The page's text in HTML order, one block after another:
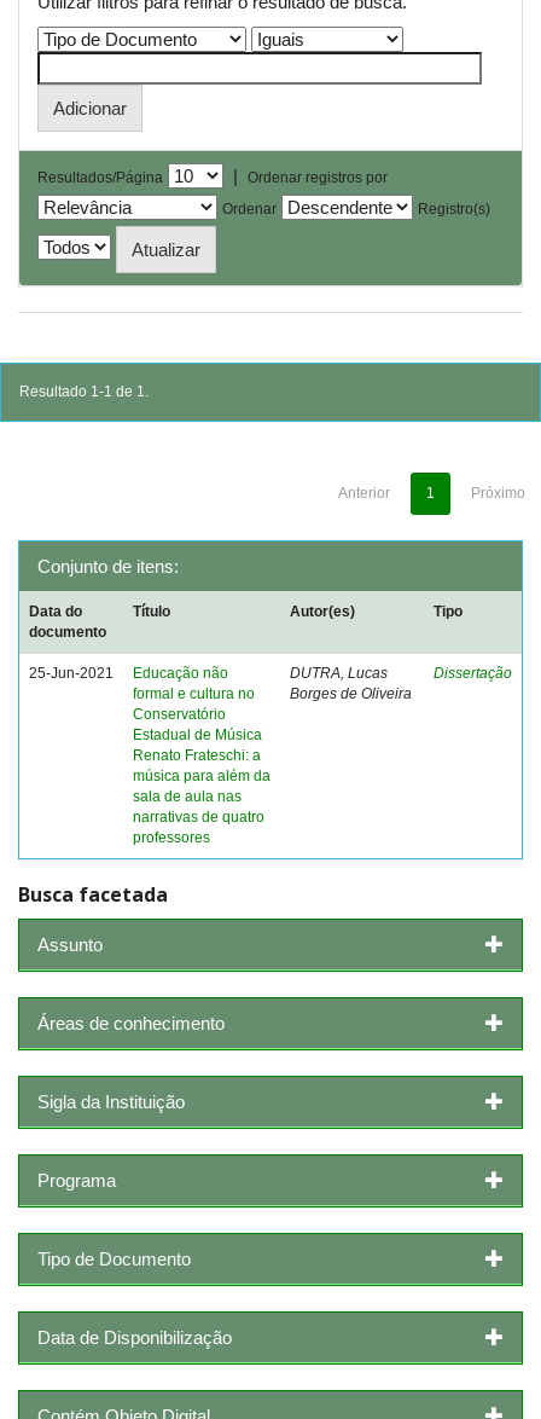
Resultados/Página |
Ordenar registros por
Ordenar
Registro(s)
Resultado 1-1 de 1.
Anterior 1 Próximo
Conjunto de itens:
Data do
documento
Título Autor(es) Tipo
25-Jun-2021
Educação não
formal e cultura no
Conservatório
Estadual de Música
Renato Frateschi: a
música para além da
sala de aula nas
narrativas de quatro
professores
DUTRA, Lucas
Borges de Oliveira
Dissertação
Busca facetada
Assunto
Áreas de conhecimento
Sigla da Instituição
Programa
Tipo de Documento
Data de Disponibilização